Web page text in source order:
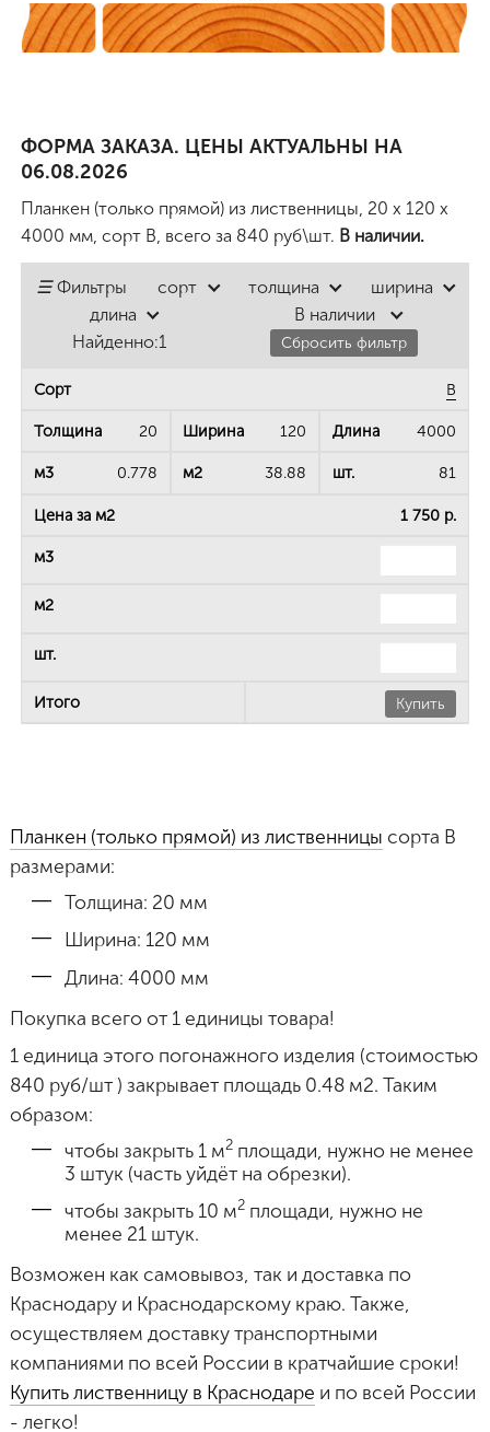
ФОРМА ЗАКАЗА. ЦЕНЫ АКТУАЛЬНЫ НА
06.08.2026
Планкен (только прямой) из лиственницы, 20 x 120 x
4000 мм, сорт B , всего за 840 руб\шт. В наличии.
☰ Фильтры сорт толщина
ширина
длина
В наличии
Найденно:1 Сбросить фильтр
B
20 120 4000
0.778 38.88 81
1 750 р.
Купить
Планкен (только прямой) из лиственницы сорта B
размерами:
Толщина: 20 мм
Ширина: 120 мм
Длина: 4000 мм
Покупка всего от 1 единицы товара!
1 единица этого погонажного изделия (стоимостью
840 руб/шт ) закрывает площадь 0.48 м2. Таким
образом:
чтобы закрыть 1 м2площади, нужно не менее
3 штук (часть уйдёт на обрезки).
чтобы закрыть 10 м2площади, нужно не
менее 21 штук.
Возможен как самовывоз, так и доставка по
Краснодару и Краснодарскому краю. Также,
осуществляем доставку транспортными
компаниями по всей России в кратчайшие сроки!
Купить лиственницу в Краснодаре и по всей России
- легко!